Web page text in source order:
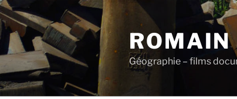
Aller
au
contenu
principal
ROMAIN
Géographie – films